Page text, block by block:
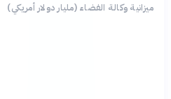
ميزانية وكالة الفضاء (مليار دولار أمريكي)